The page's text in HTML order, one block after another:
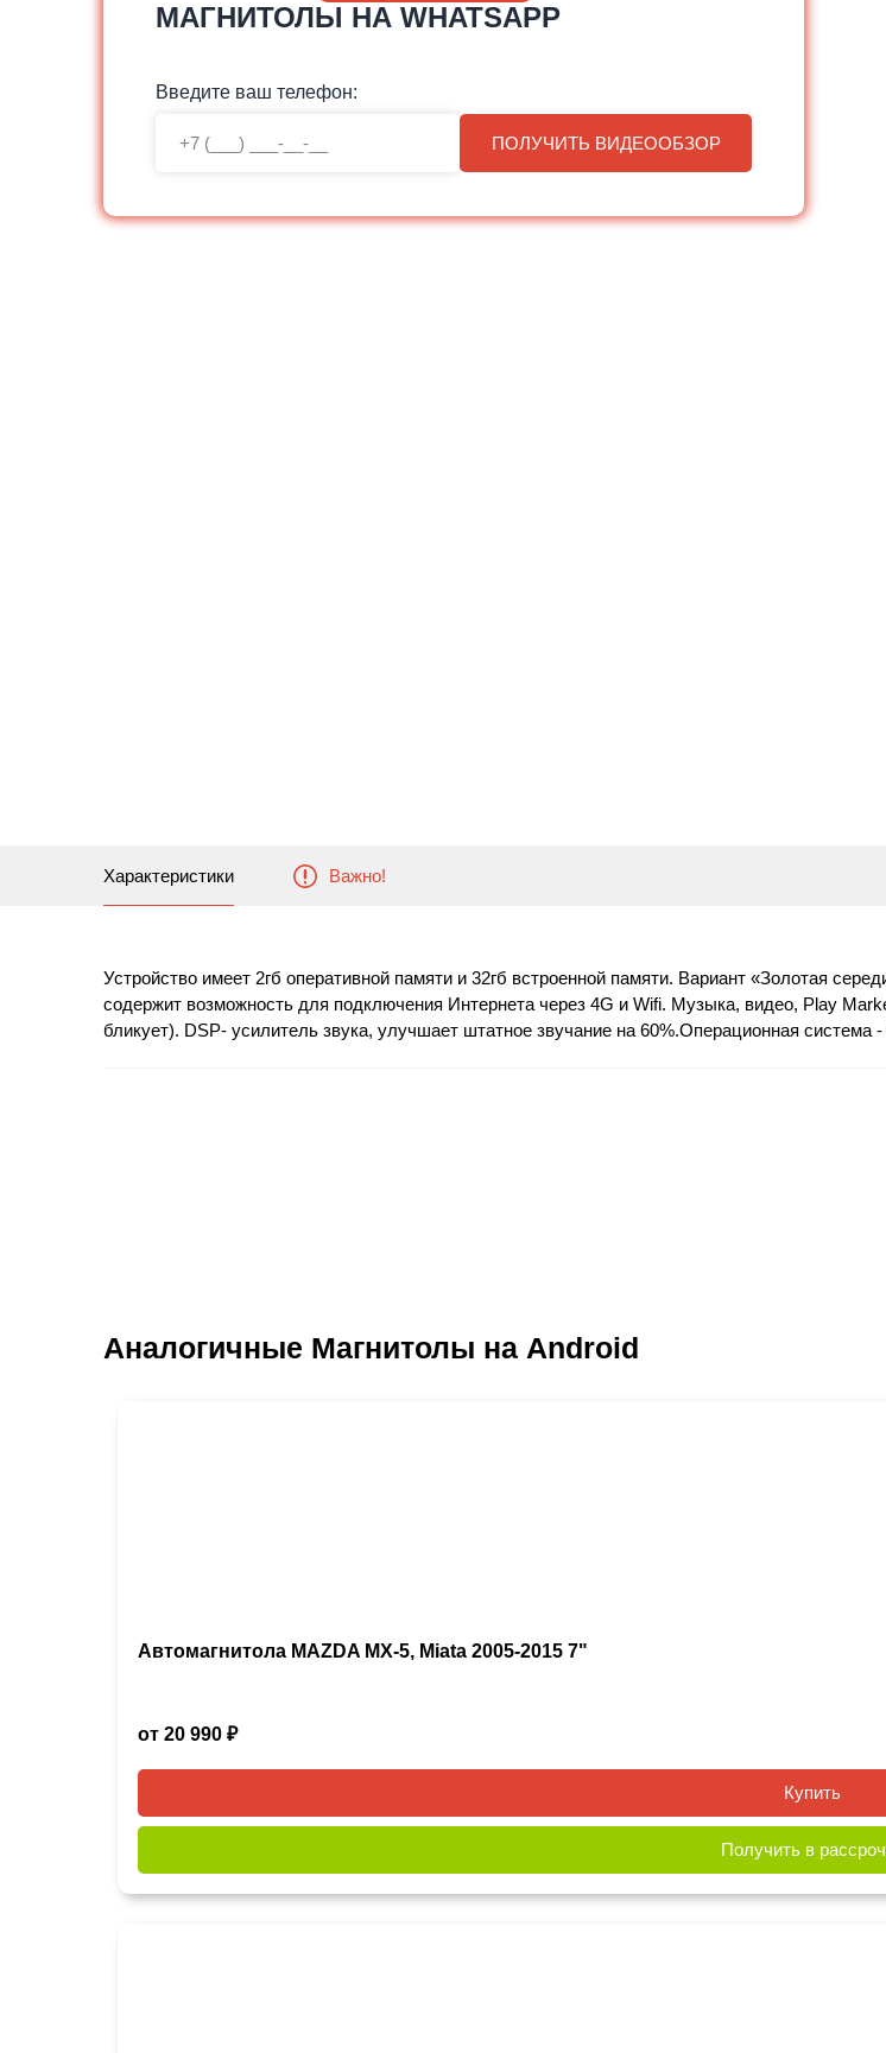
МАГНИТОЛЫ НА WHATSAPP
Введите ваш телефон:
ПОЛУЧИТЬ ВИДЕООБЗОР
Характеристики Важно!
Устройство имеет 2гб оперативной памяти и 32гб встроенной памяти. Вариант «Золотая
содержит возможность для подключения Интернета через 4G и Wifi. Музыка, видео, Play
бликует). DSP- усилитель звука, улучшает штатное звучание на 60%.Операционная
Аналогичные Магнитолы на Android
Автомагнитола MAZDA MX-5, Miata 2005-2015 7"
от 20 990 ₽
Купить
Получить в